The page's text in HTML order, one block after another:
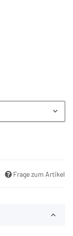
Frage zum Artikel